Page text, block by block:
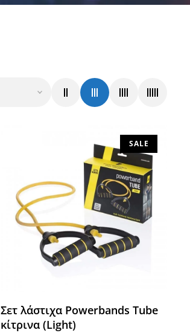
SALE
Σετ λάστιχα Powerbands Tube
κίτρινα (Light)